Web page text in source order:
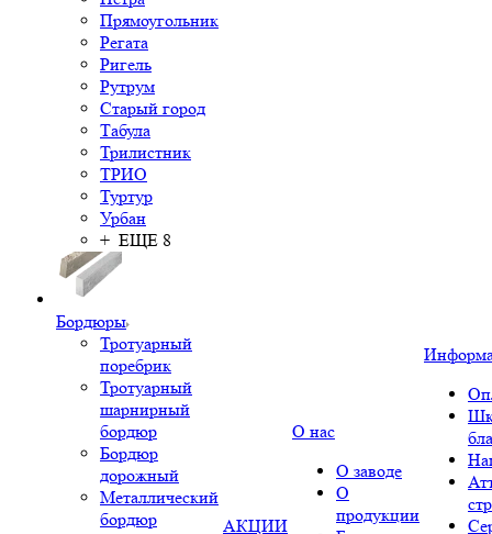
Прямоугольник
Регата
Ригель
Рутрум
Старый город
Табула
Трилистник
ТРИО
Туртур
Урбан
+ ЕЩЕ 8
Бордюры
Тротуарный
поребрик
Тротуарный
шарнирный
бордюр
Бордюр
дорожный
Металлический
бордюр
АКЦИИ
О нас
О заводе
О
продукции